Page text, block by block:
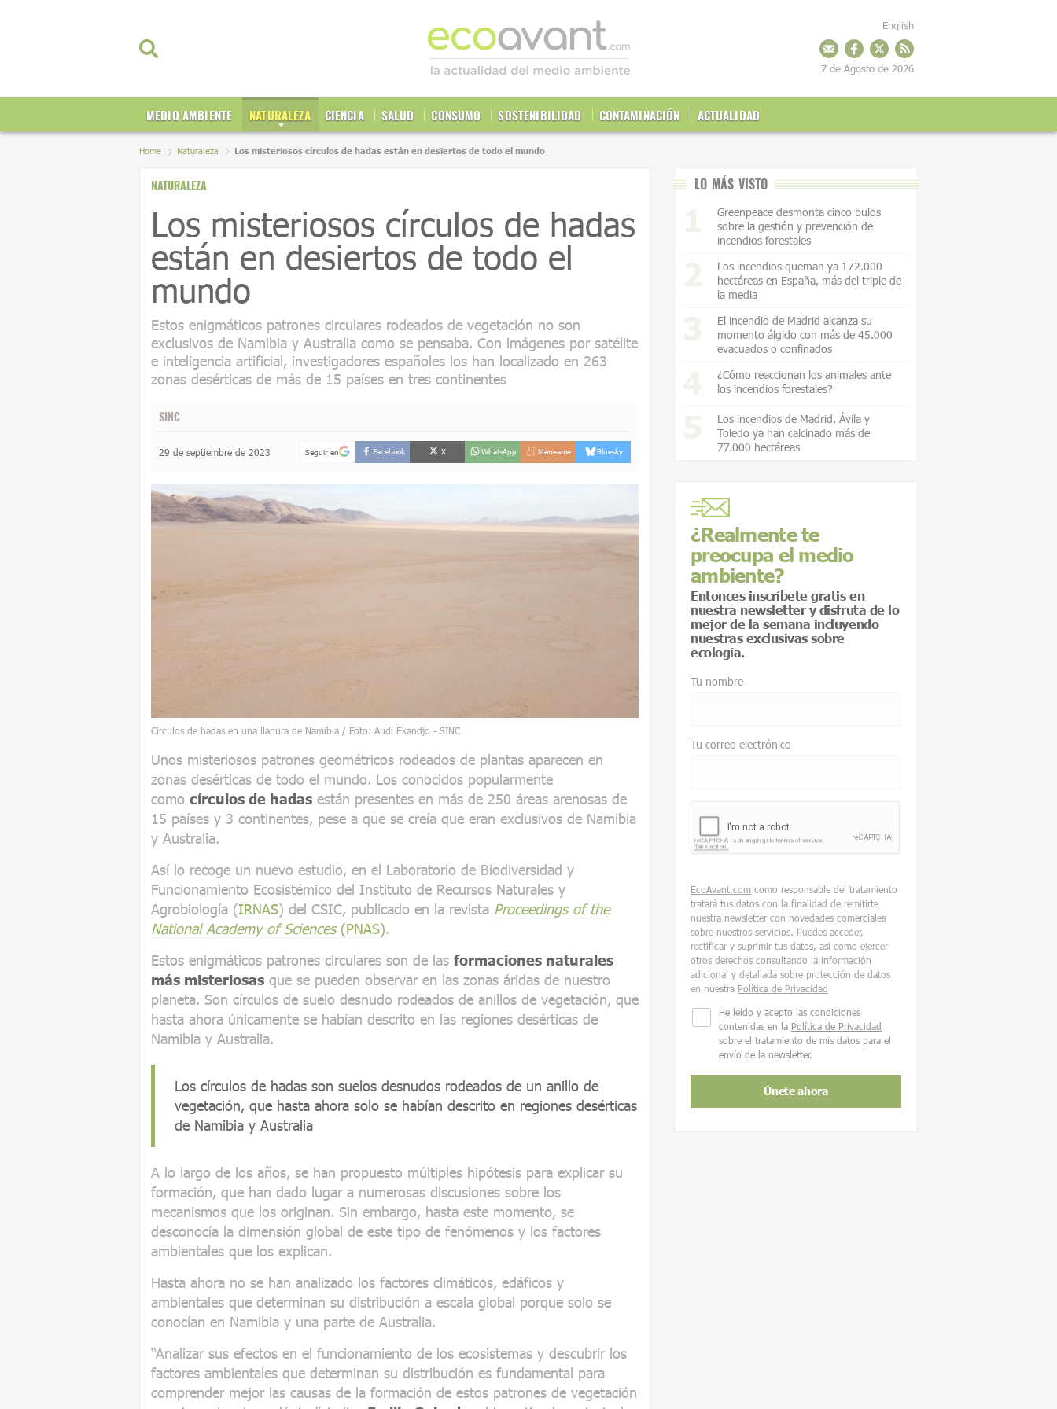
MEDIO AMBIENTE NATURALEZA CIENCIA SALUD CONSUMO SOSTENIBILIDAD CONTAMINACIÓN ACTUALIDAD
English
7 de Agosto de 2026
Home Naturaleza Los misteriosos círculos de hadas están en desiertos de todo el mundo
NATURALEZA
Los misteriosos círculos de hadas
están en desiertos de todo el
mundo
Estos enigmáticos patrones circulares rodeados de vegetación no son
exclusivos de Namibia y Australia como se pensaba. Con imágenes por satélite
e inteligencia artificial, investigadores españoles los han localizado en 263
zonas desérticas de más de 15 países en tres continentes
SINC
29 de septiembre de 2023 Seguir en Facebook X WhatsApp Meneame Bluesky
Círculos de hadas en una llanura de Namibia / Foto: Audi Ekandjo - SINC
Unos misteriosos patrones geométricos rodeados de plantas aparecen en
zonas desérticas de todo el mundo. Los conocidos popularmente
como círculos de hadas están presentes en más de 250 áreas arenosas de
15 países y 3 continentes, pese a que se creía que eran exclusivos de Namibia
y Australia.
Así lo recoge un nuevo estudio, en el Laboratorio de Biodiversidad y
Funcionamiento Ecosistémico del Instituto de Recursos Naturales y
Agrobiología (IRNAS) del CSIC, publicado en la revista Proceedings of the
National Academy of Sciences (PNAS).
Estos enigmáticos patrones circulares son de las formaciones naturales
más misteriosas que se pueden observar en las zonas áridas de nuestro
planeta. Son círculos de suelo desnudo rodeados de anillos de vegetación, que
hasta ahora únicamente se habían descrito en las regiones desérticas de
Namibia y Australia.
Los círculos de hadas son suelos desnudos rodeados de un anillo de
vegetación, que hasta ahora solo se habían descrito en regiones desérticas
de Namibia y Australia
A lo largo de los años, se han propuesto múltiples hipótesis para explicar su
formación, que han dado lugar a numerosas discusiones sobre los
mecanismos que los originan. Sin embargo, hasta este momento, se
desconocía la dimensión global de este tipo de fenómenos y los factores
ambientales que los explican.
Hasta ahora no se han analizado los factores climáticos, edáficos y
ambientales que determinan su distribución a escala global porque solo se
conocían en Namibia y una parte de Australia.
“Analizar sus efectos en el funcionamiento de los ecosistemas y descubrir los
factores ambientales que determinan su distribución es fundamental para
comprender mejor las causas de la formación de estos patrones de vegetación
LO MÁS VISTO
Greenpeace desmonta cinco bulos
sobre la gestión y prevención de
incendios forestales
Los incendios queman ya 172.000
hectáreas en España, más del triple de
la media
El incendio de Madrid alcanza su
momento álgido con más de 45.000
evacuados o confinados
¿Cómo reaccionan los animales ante
los incendios forestales?
Los incendios de Madrid, Ávila y
Toledo ya han calcinado más de
77.000 hectáreas
¿Realmente te
preocupa el medio
ambiente?
Entonces inscríbete gratis en
nuestra newsletter y disfruta de lo
mejor de la semana incluyendo
nuestras exclusivas sobre
ecología.
Tu nombre
Tu correo electrónico
EcoAvant.com como responsable del tratamiento
tratará tus datos con la finalidad de remitirte
nuestra newsletter con novedades comerciales
sobre nuestros servicios. Puedes acceder,
rectificar y suprimir tus datos, así como ejercer
otros derechos consultando la información
adicional y detallada sobre protección de datos
en nuestra Política de Privacidad
He leído y acepto las condiciones
contenidas en la Política de Privacidad
sobre el tratamiento de mis datos para el
envío de la newsletter.